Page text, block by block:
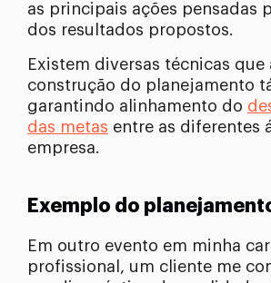
as principais ações pensadas
dos resultados propostos.
Existem diversas técnicas que
construção do planejamento
garantindo alinhamento do
das metas entre as diferentes
empresa.
Exemplo do
Em outro evento em minha
profissional, um cliente me